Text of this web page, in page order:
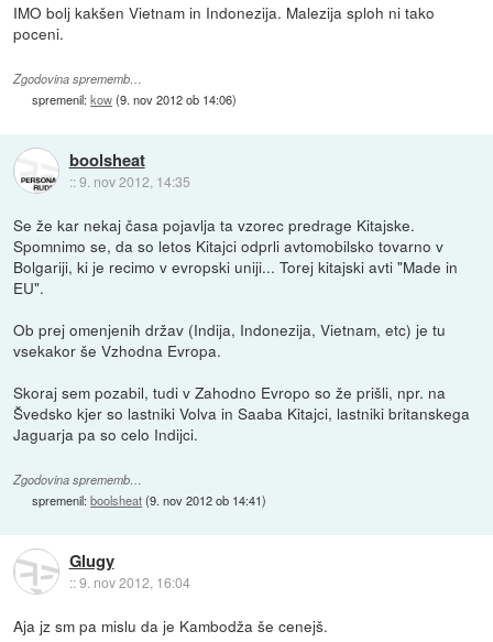
IMO bolj kakšen Vietnam in Indonezija. Malezija sploh ni tako
poceni.
Zgodovina sprememb…
spremenil:kow(9. nov 2012 ob 14:06)
boolsheat
::9. nov 2012, 14:35
Se že kar nekaj časa pojavlja ta vzorec predrage Kitajske.
Spomnimo se, da so letos Kitajci odprli avtomobilsko tovarno v
Bolgariji, ki je recimo v evropski uniji... Torej kitajski avti "Made in
EU".
Ob prej omenjenih držav (Indija, Indonezija, Vietnam, etc) je tu
vsekakor še Vzhodna Evropa.
Skoraj sem pozabil, tudi v Zahodno Evropo so že prišli, npr. na
Švedsko kjer so lastniki Volva in Saaba Kitajci, lastniki britanskega
Jaguarja pa so celo Indijci.
Zgodovina sprememb…
spremenil:boolsheat(9. nov 2012 ob 14:41)
Glugy
::9. nov 2012, 16:04
Aja jz sm pa mislu da je Kambodža še cenejš.